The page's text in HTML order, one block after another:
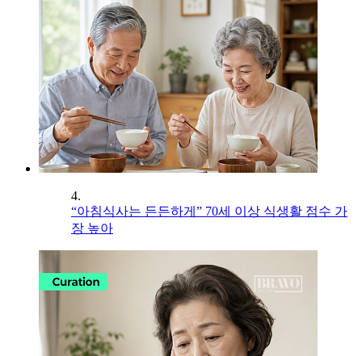
4.
“아침식사는 든든하게” 70세 이상 식생활 점수 가
장 높아